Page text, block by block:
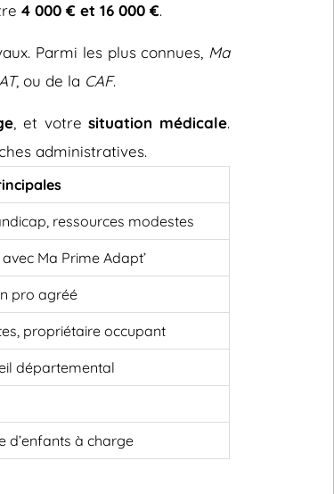
4 000 € et 16 000 €.
Parmi les plus connues, Ma
, ou de la CAF.
, et votresituation médicale.
administratives.
ressources modestes
Ma Prime Adapt’
pro agréé
propriétaire occupant
départemental
d’enfants à charge